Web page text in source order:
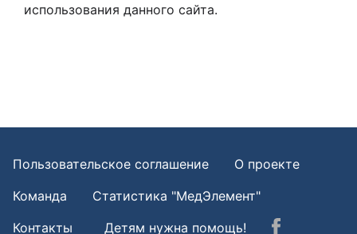
использования данного сайта.
Пользовательское соглашение
О проекте
Команда
Статистика "МедЭлемент"
Контакты
Детям нужна помощь!